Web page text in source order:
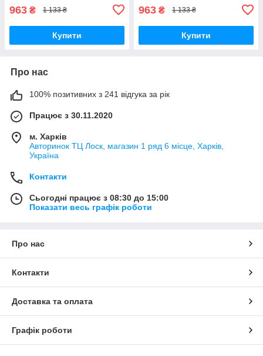
963 ₴ 1 133 ₴
Купити
963 ₴ 1 133 ₴
Купити
Про нас
100% позитивних з 241 відгука за рік
Працює з 30.11.2020
м. Харків
Авторинок ТЦ Лоск, магазин 1 ряд 6 місце, Харків,
Україна
Контакти
Сьогодні працює з 08:30 до 15:00
Показати весь графік роботи
Про нас
Контакти
Доставка та оплата
Графік роботи